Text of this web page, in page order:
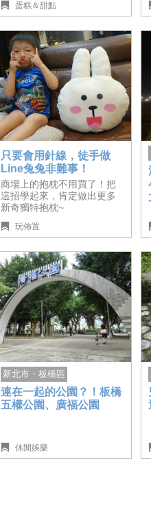
蛋糕＆甜點
只要會用針線，徒手做
Line兔兔非難事！
商場上的抱枕不用買了！把
這招學起來，肯定做出更多
新奇獨特抱枕~
玩佈置
新北市・板橋區
連在一起的公園？！板橋
五權公園、廣福公園
休閒娛樂
服務中心
廣告
聯絡我們